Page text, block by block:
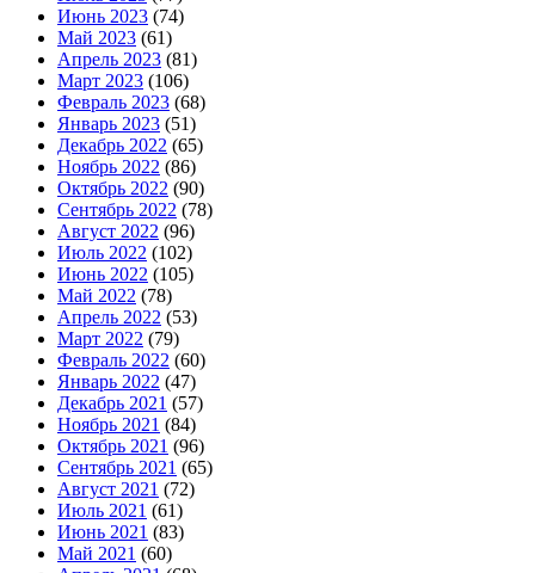
Июнь 2023 (74)
Май 2023 (61)
Апрель 2023 (81)
Март 2023 (106)
Февраль 2023 (68)
Январь 2023 (51)
Декабрь 2022 (65)
Ноябрь 2022 (86)
Октябрь 2022 (90)
Сентябрь 2022 (78)
Август 2022 (96)
Июль 2022 (102)
Июнь 2022 (105)
Май 2022 (78)
Апрель 2022 (53)
Март 2022 (79)
Февраль 2022 (60)
Январь 2022 (47)
Декабрь 2021 (57)
Ноябрь 2021 (84)
Октябрь 2021 (96)
Сентябрь 2021 (65)
Август 2021 (72)
Июль 2021 (61)
Июнь 2021 (83)
Май 2021 (60)